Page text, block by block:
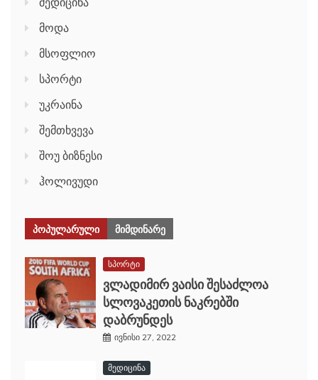
მოდა
მსოფლიო
სპორტი
უკრაინა
შემთხვევა
შოუ ბიზნესი
ჰოლივუდი
ᲞᲝᲞᲣᲚᲐᲠᲣᲚᲘ ᲛᲘᲛᲓᲘᲜᲐᲠᲔ
სპორტი
ვლადიმირ ვაისი შესაძლოა
სლოვაკეთის ნაკრებში
დაბრუნდეს
ივნისი 27, 2022
მედიცინა